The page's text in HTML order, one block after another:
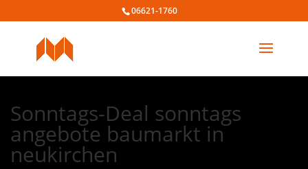
06621-1760
Sonntags-Deal sonntags
angebote baumarkt in
neukirchen